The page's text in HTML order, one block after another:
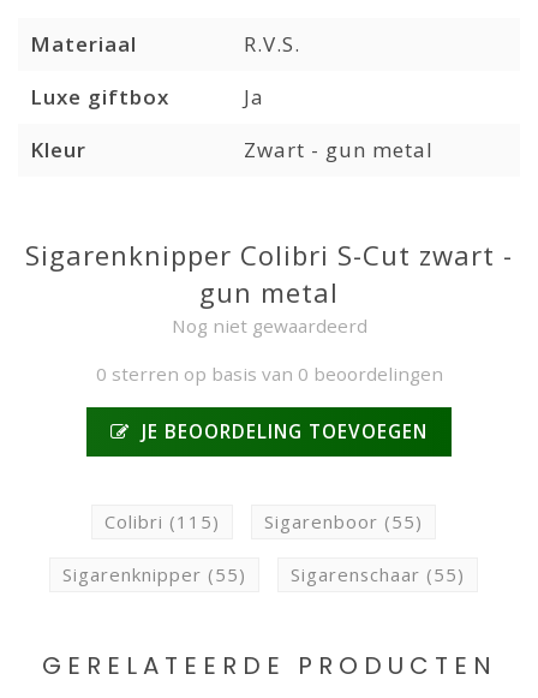
Materiaal
R.V.S.
Luxe giftbox
Ja
Kleur
Zwart - gun metal
Sigarenknipper Colibri S-Cut zwart -
gun metal
Nog niet gewaardeerd
0 sterren op basis van 0 beoordelingen
JE BEOORDELING TOEVOEGEN
Colibri (115) Sigarenboor (55)
Sigarenknipper (55) Sigarenschaar (55)
GERELATEERDE PRODUCTEN